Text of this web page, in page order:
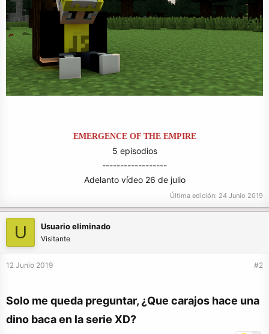
EMERGENCE OF THE EMPIRE
5 episodios
------------------
Adelanto vídeo 26 de julio​
Última edición: 24 Junio 2019
U Usuario eliminado
Visitante
12 Junio 2019 #2
Solo me queda preguntar, ¿Que carajos hace una
dino baca en la serie XD?